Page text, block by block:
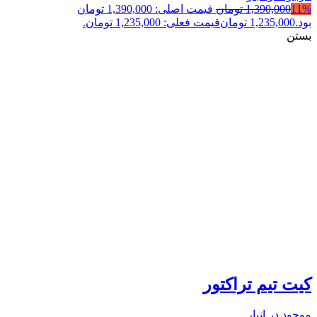
11%
1,390,000 تومان
قیمت اصلی: 1,390,000 تومان
بود.1,235,000 تومانقیمت فعلی: 1,235,000 تومان.
بستن
کیت تیم تراکتور